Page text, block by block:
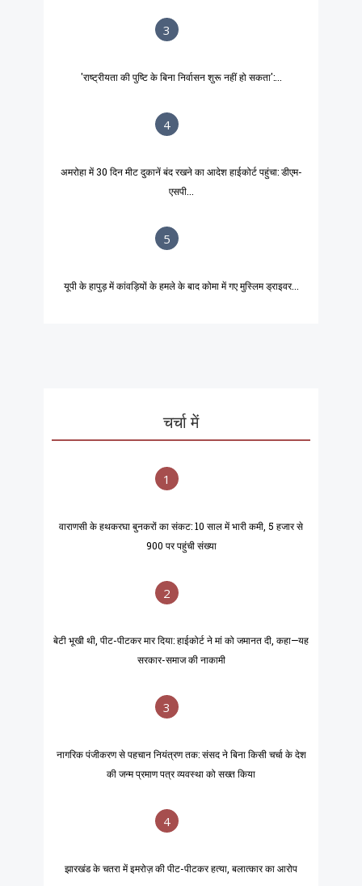
3
'राष्ट्रीयता की पुष्टि के बिना निर्वासन शुरू नहीं हो सकता':...
4
अमरोहा में 30 दिन मीट दुकानें बंद रखने का आदेश हाईकोर्ट पहुंचा: डीएम-
एसपी...
5
यूपी के हापुड़ में कांवड़ियों के हमले के बाद कोमा में गए मुस्लिम ड्राइवर...
चर्चा में
1
वाराणसी के हथकरघा बुनकरों का संकट: 10 साल में भारी कमी, 5 हजार से
900 पर पहुंची संख्या
2
बेटी भूखी थी, पीट-पीटकर मार दिया: हाईकोर्ट ने मां को जमानत दी, कहा—यह
सरकार-समाज की नाकामी
3
नागरिक पंजीकरण से पहचान नियंत्रण तक: संसद ने बिना किसी चर्चा के देश
की जन्म प्रमाण पत्र व्यवस्था को सख्त किया
4
झारखंड के चतरा में इमरोज़ की पीट-पीटकर हत्या, बलात्कार का आरोप